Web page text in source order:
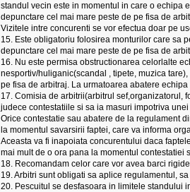
standul vecin este in momentul in care o echipa
depunctare cel mai mare peste de pe fisa de
Vizitele intre concurenti se vor efectua doar pe
15. Este obligatoriu folosirea monturilor care sa
depunctare cel mai mare peste de pe fisa de
16. Nu este permisa obstructionarea celorlalte
nesportiv/huliganic(scandal , tipete, muzica
pe fisa de arbitraj. La urmatoarea abatere
17. Comisia de arbitrii(arbitrul sef,organizatorul,
judece contestatiile si sa ia masuri impotriva
Orice contestatie sau abatere de la regulament
la momentul savarsirii faptei, care va informa
Aceasta va fi inapoiata concurentului daca
mai mult de o ora pana la momentul contestatiei
18. Recomandam celor care vor avea barci
19. Arbitri sunt obligati sa aplice regulamentul,
20. Pescuitul se desfasoara in limitele standului